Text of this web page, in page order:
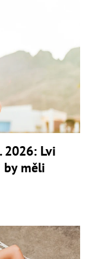
2026: Lvi
by měli